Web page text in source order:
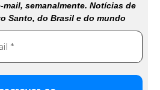
semanalmente. Notícias de
Santo, do Brasil e do mundo